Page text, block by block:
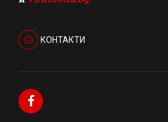
КОНТАКТИ